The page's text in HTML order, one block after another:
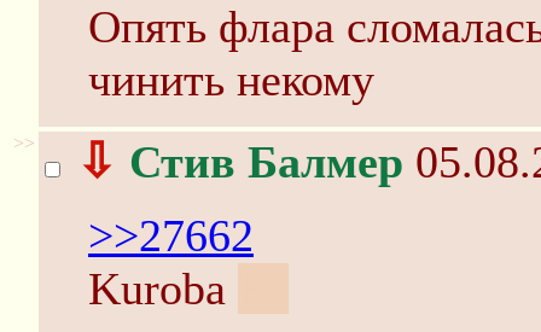
Опять флара
чинить некому
>> ⇩ Стив Балмер
>>27662
Kuroba